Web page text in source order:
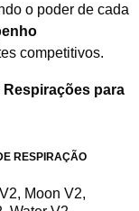
o poder de cada
competitivos.
para
RESPIRAÇÃO
Moon V2,